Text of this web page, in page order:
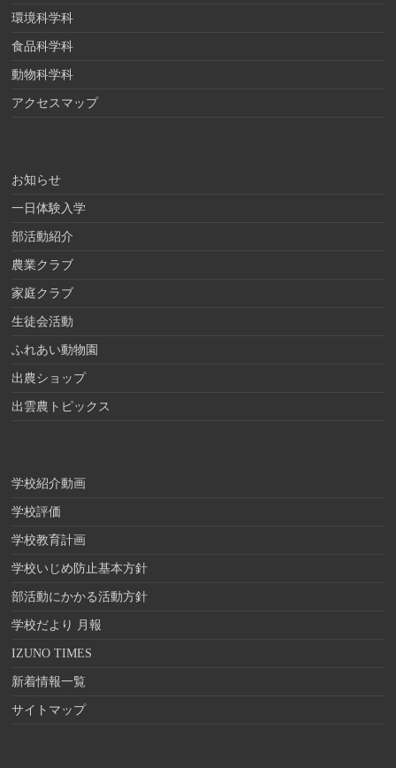
環境科学科
食品科学科
動物科学科
アクセスマップ
お知らせ
一日体験入学
部活動紹介
農業クラブ
家庭クラブ
生徒会活動
ふれあい動物園
出農ショップ
出雲農トピックス
学校紹介動画
学校評価
学校教育計画
学校いじめ防止基本方針
部活動にかかる活動方針
学校だより 月報
IZUNO TIMES
新着情報一覧
サイトマップ